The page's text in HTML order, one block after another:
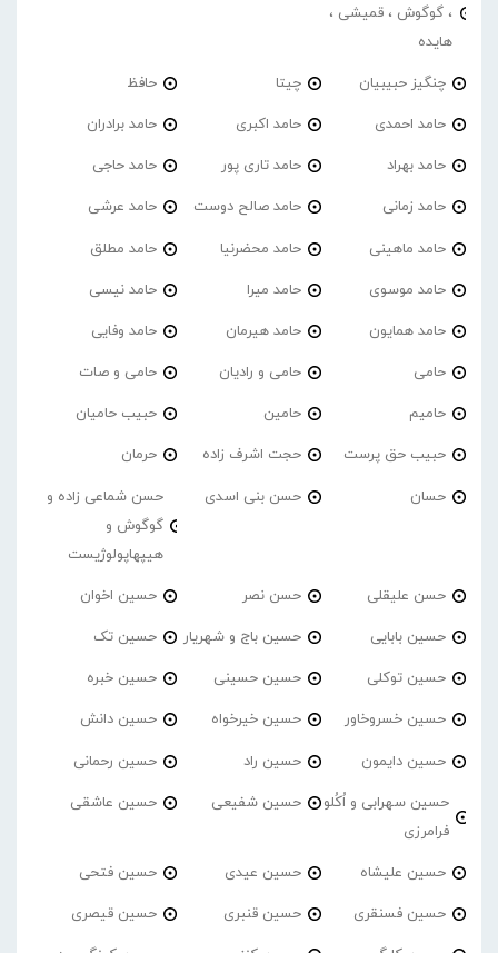
، گوگوش ، قمیشی ،
هایده
چنگیز حبیبیان چیتا حافظ
حامد احمدی حامد اکبری حامد برادران
حامد بهراد حامد تاری پور حامد حاجی
حامد زمانی حامد صالح دوست حامد عرشی
حامد ماهینی حامد محضرنیا حامد مطلق
حامد موسوی حامد میرا حامد نیسی
حامد همایون حامد هیرمان حامد وفایی
حامی حامی و رادیان حامی و صات
حامیم حامین حبیب حامیان
حبیب حق پرست حجت اشرف زاده حرمان
حسان حسن بنی اسدی
حسن شماعی زاده و
گوگوش و
هیپهاپولوژیست
حسن علیقلی حسن نصر حسین اخوان
حسین بابایی حسین باج و شهریار حسین تک
حسین توکلی حسین حسینی حسین خبره
حسین خسروخاور حسین خیرخواه حسین دانش
حسین دایمون حسین راد حسین رحمانی
حسین سهرابی و اُکُلو
فرامرزی
حسین شفیعی حسین عاشقی
حسین علیشاه حسین عیدی حسین فتحی
حسین فسنقری حسین قنبری حسین قیصری